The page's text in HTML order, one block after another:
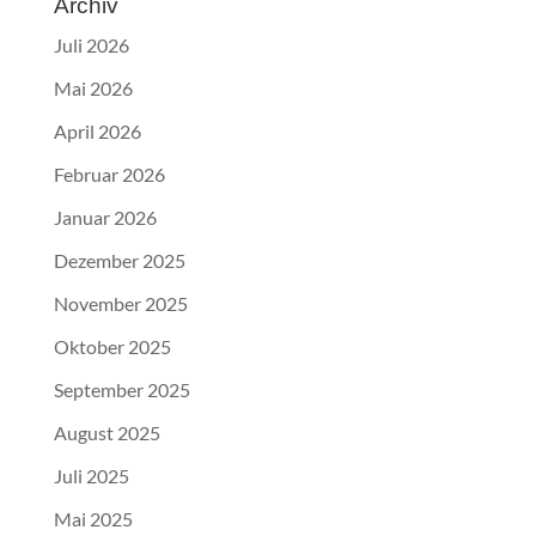
Archiv
Juli 2026
Mai 2026
April 2026
Februar 2026
Januar 2026
Dezember 2025
November 2025
Oktober 2025
September 2025
August 2025
Juli 2025
Mai 2025